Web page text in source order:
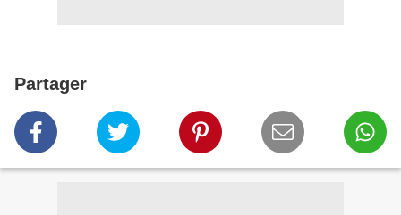
Partager